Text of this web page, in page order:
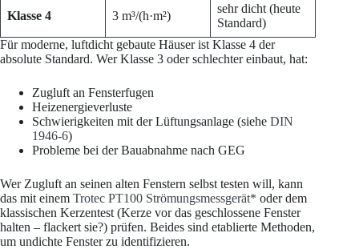
Klasse 4 3 m³/(h·m²)
sehr dicht (heute
Standard)
Für moderne, luftdicht gebaute Häuser ist Klasse 4 der
absolute Standard. Wer Klasse 3 oder schlechter einbaut, hat:
Zugluft an Fensterfugen
Heizenergieverluste
Schwierigkeiten mit der Lüftungsanlage (siehe DIN
1946-6)
Probleme bei der Bauabnahme nach GEG
Wer Zugluft an seinen alten Fenstern selbst testen will, kann
das mit einem Trotec PT100 Strömungsmessgerät* oder dem
klassischen Kerzentest (Kerze vor das geschlossene Fenster
halten – flackert sie?) prüfen. Beides sind etablierte Methoden,
um undichte Fenster zu identifizieren.